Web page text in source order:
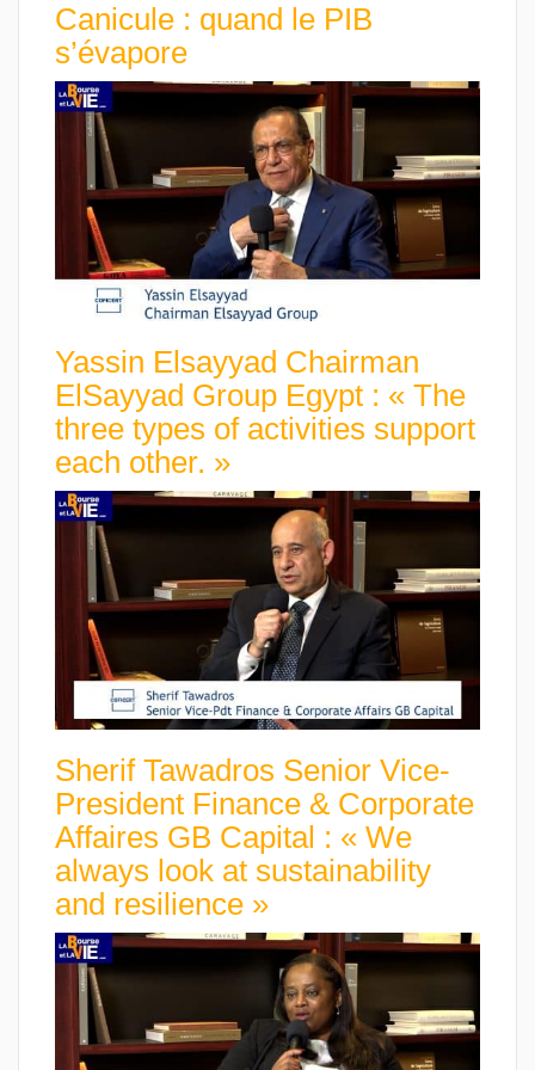
Canicule : quand le PIB
s’évapore
Yassin Elsayyad Chairman
ElSayyad Group Egypt : « The
three types of activities support
each other. »
Sherif Tawadros Senior Vice-
President Finance & Corporate
Affaires GB Capital : « We
always look at sustainability
and resilience »